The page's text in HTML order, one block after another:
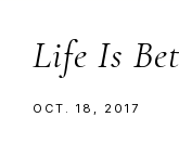
Lifestyle
Life Is
OCT. 18, 2017